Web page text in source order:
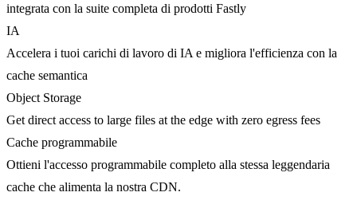
integrata con la suite completa di prodotti Fastly
IA
Accelera i tuoi carichi di lavoro di IA e migliora l'efficienza con la
cache semantica
Object Storage
Get direct access to large files at the edge with zero egress fees
Cache programmabile
Ottieni l'accesso programmabile completo alla stessa leggendaria
cache che alimenta la nostra CDN.